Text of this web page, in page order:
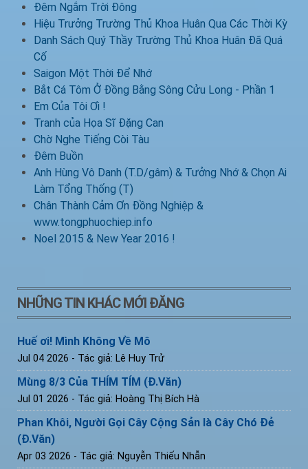
Đêm Ngắm Trời Đông
Hiệu Trưởng Trường Thủ Khoa Huân Qua Các Thời Kỳ
Danh Sách Quý Thầy Trường Thủ Khoa Huân Đã Quá
Cố
Saigon Một Thời Để Nhớ
Bắt Cá Tôm Ở Đồng Bằng Sông Cửu Long - Phần 1
Em Của Tôi Ơi !
Tranh của Họa Sĩ Đặng Can
Chờ Nghe Tiếng Còi Tàu
Đêm Buồn
Anh Hùng Vô Danh (T.D/gâm) & Tưởng Nhớ & Chọn Ai
Làm Tổng Thống (T)
Chân Thành Cảm Ơn Đồng Nghiệp &
www.tongphuochiep.info
Noel 2015 & New Year 2016 !
NHỮNG TIN KHÁC MỚI ĐĂNG
Huế ơi! Mình Không Về Mô
Jul 04 2026 - Tác giả: Lê Huy Trử
Mùng 8/3 Của THÍM TÍM (Đ.Văn)
Jul 01 2026 - Tác giả: Hoàng Thị Bích Hà
Phan Khôi, Người Gọi Cây Cộng Sản là Cây Chó Đẻ
(Đ.Văn)
Apr 03 2026 - Tác giả: Nguyễn Thiếu Nhẫn